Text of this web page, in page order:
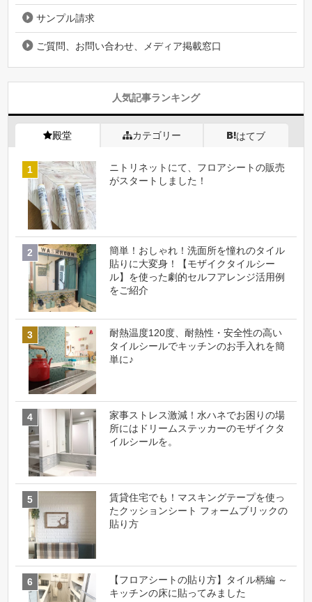
サンプル請求
ご質問、お問い合わせ、メディア掲載窓口
人気記事ランキング
殿堂 カテゴリー はてブ
ニトリネットにて、フロアシートの販売
がスタートしました！
簡単！おしゃれ！洗面所を憧れのタイル
貼りに大変身！【モザイクタイルシー
ル】を使った劇的セルフアレンジ活用例
をご紹介
耐熱温度120度、耐熱性・安全性の高い
タイルシールでキッチンのお手入れを簡
単に♪
家事ストレス激減！水ハネでお困りの場
所にはドリームステッカーのモザイクタ
イルシールを。
賃貸住宅でも！マスキングテープを使っ
たクッションシート フォームブリックの
貼り方
【フロアシートの貼り方】タイル柄編 ～
キッチンの床に貼ってみました